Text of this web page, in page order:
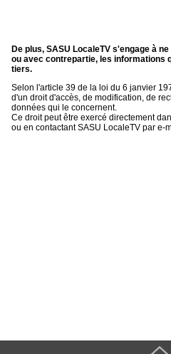
De plus, SASU LocaleTV s'engage à
ou avec contrepartie, les informations
tiers.
Selon l'article 39 de la loi du 6 janvier
d'un droit d'accès, de modification, de
données qui le concernent.
Ce droit peut être exercé directement
ou en contactant SASU LocaleTV par e-